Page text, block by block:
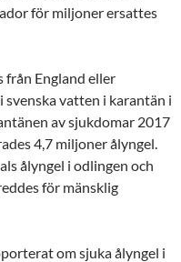
för miljoner ersattes
England eller
vatten i karantän i
av sjukdomar 2017
4,7 miljoner ålyngel.
ålyngel i odlingen och
för mänsklig
om sjuka ålyngel i